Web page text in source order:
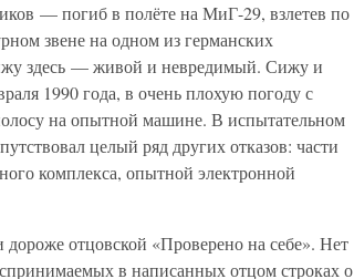
— погиб в полёте на МиГ-29, взлетев по
звене на одном из германских
здесь — живой и невредимый. Сижу и
1990 года, в очень плохую погоду с
на опытной машине. В испытательном
целый ряд других отказов: части
комплекса, опытной электронной
отцовской «Проверено на себе». Нет
в написанных отцом строках о